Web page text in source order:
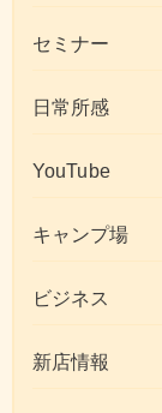
セミナー
日常所感
YouTube
キャンプ場
ビジネス
新店情報